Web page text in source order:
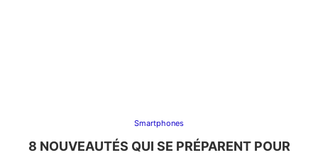
Smartphones
8 NOUVEAUTÉS QUI SE PRÉPARENT POUR